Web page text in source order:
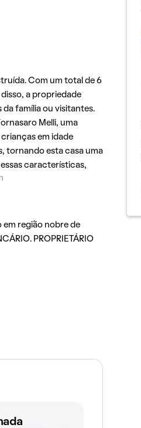
Com um total de 6
a propriedade
família ou visitantes.
Melli, uma
em idade
tornando esta casa uma
características,
em região nobre de
PROPRIETÁRIO